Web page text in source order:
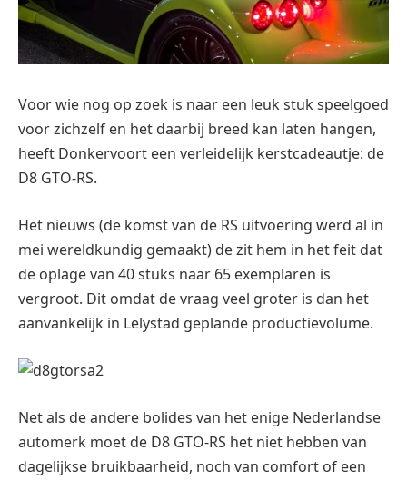
Voor wie nog op zoek is naar een leuk stuk speelgoed
voor zichzelf en het daarbij breed kan laten hangen,
heeft Donkervoort een verleidelijk kerstcadeautje: de
D8 GTO-RS.
Het nieuws (de komst van de RS uitvoering werd al in
mei wereldkundig gemaakt) de zit hem in het feit dat
de oplage van 40 stuks naar 65 exemplaren is
vergroot. Dit omdat de vraag veel groter is dan het
aanvankelijk in Lelystad geplande productievolume.
Net als de andere bolides van het enige Nederlandse
automerk moet de D8 GTO-RS het niet hebben van
dagelijkse bruikbaarheid, noch van comfort of een